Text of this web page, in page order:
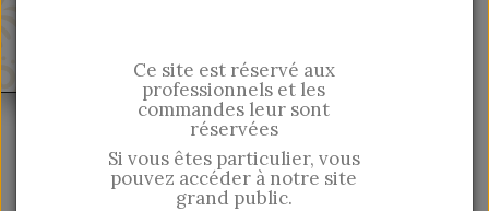
MENU
Maison
Fragrances And Well-Being
White Iris & Amber Scented
Candle (180g ) - William Morris Dove & Ros
Ce site est réservé aux
professionnels et les
commandes leur sont
réservées
Si vous êtes particulier, vous
pouvez accéder à notre site
grand public.